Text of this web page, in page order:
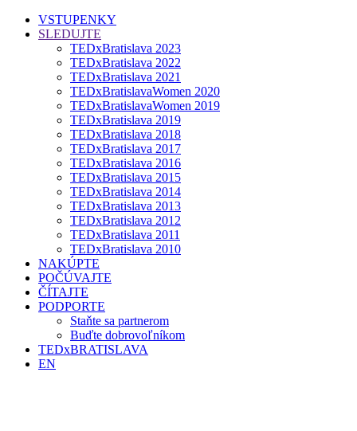
VSTUPENKY
SLEDUJTE
TEDxBratislava 2023
TEDxBratislava 2022
TEDxBratislava 2021
TEDxBratislavaWomen 2020
TEDxBratislavaWomen 2019
TEDxBratislava 2019
TEDxBratislava 2018
TEDxBratislava 2017
TEDxBratislava 2016
TEDxBratislava 2015
TEDxBratislava 2014
TEDxBratislava 2013
TEDxBratislava 2012
TEDxBratislava 2011
TEDxBratislava 2010
NAKÚPTE
POČÚVAJTE
ČÍTAJTE
PODPORTE
Staňte sa partnerom
Buďte dobrovoľníkom
TEDxBRATISLAVA
EN